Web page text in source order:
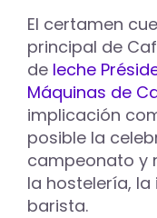
El certamen
principal de
de leche
Máquinas de
implicación
posible la
campeonato y
la hostelería,
barista.